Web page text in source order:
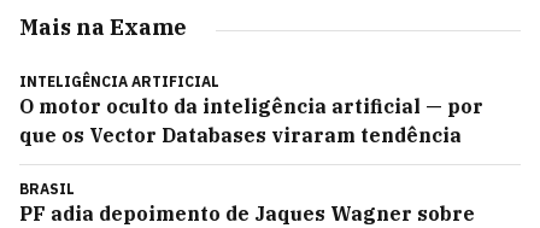
Mais na Exame
INTELIGÊNCIA ARTIFICIAL
O motor oculto da inteligência artificial — por
que os Vector Databases viraram tendência
BRASIL
PF adia depoimento de Jaques Wagner sobre